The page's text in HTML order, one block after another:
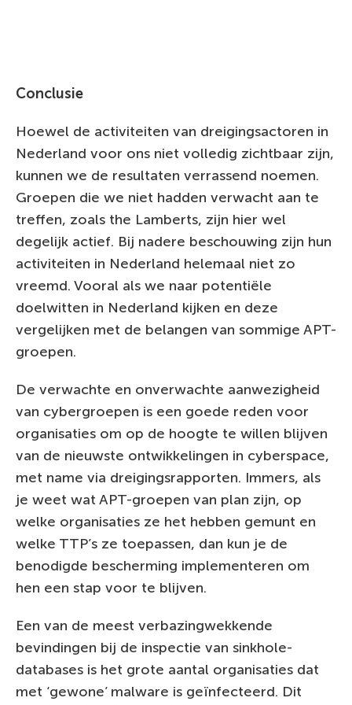
Conclusie
Hoewel de activiteiten van dreigingsactoren in
Nederland voor ons niet volledig zichtbaar zijn,
kunnen we de resultaten verrassend noemen.
Groepen die we niet hadden verwacht aan te
treffen, zoals the Lamberts, zijn hier wel
degelijk actief. Bij nadere beschouwing zijn hun
activiteiten in Nederland helemaal niet zo
vreemd. Vooral als we naar potentiële
doelwitten in Nederland kijken en deze
vergelijken met de belangen van sommige APT-
groepen.
De verwachte en onverwachte aanwezigheid
van cybergroepen is een goede reden voor
organisaties om op de hoogte te willen blijven
van de nieuwste ontwikkelingen in cyberspace,
met name via dreigingsrapporten. Immers, als
je weet wat APT-groepen van plan zijn, op
welke organisaties ze het hebben gemunt en
welke TTP’s ze toepassen, dan kun je de
benodigde bescherming implementeren om
hen een stap voor te blijven.
Een van de meest verbazingwekkende
bevindingen bij de inspectie van sinkhole-
databases is het grote aantal organisaties dat
met ‘gewone’ malware is geïnfecteerd. Dit